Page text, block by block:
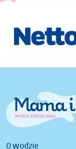
O wodzie